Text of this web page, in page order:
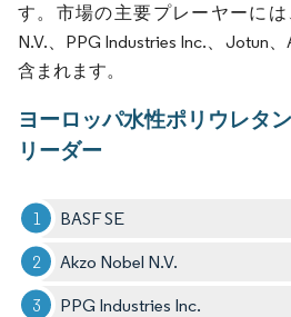
す。市場の主要プレーヤーには
N.V.、PPG Industries Inc.、Jotun
含まれます。
ヨーロッパ水性ポリウレタ
リーダー
BASF SE
Akzo Nobel N.V.
PPG Industries Inc.